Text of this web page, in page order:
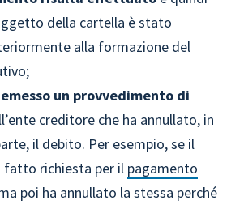
della cartella è stato
alla formazione del
un provvedimento di
creditore che ha annullato, in
il debito. Per esempio, se il
fatto richiesta per il pagamento
poi ha annullato la stessa perché